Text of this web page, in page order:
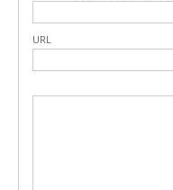
URL